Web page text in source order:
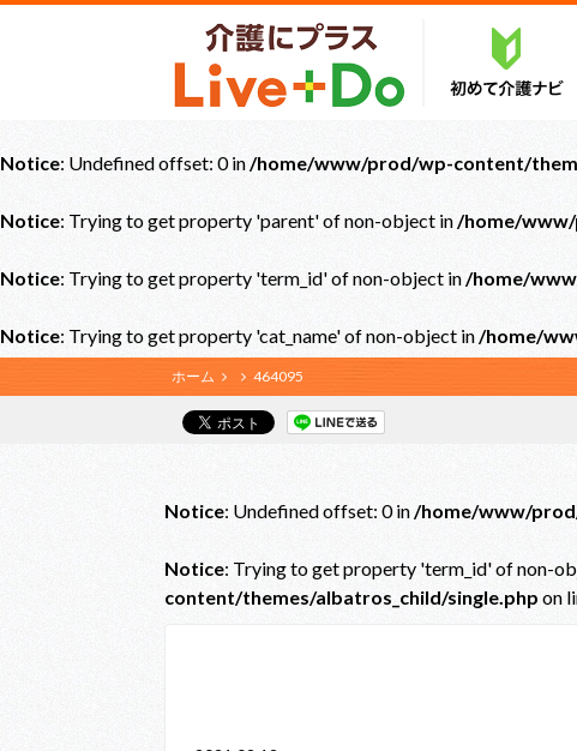
Notice: Undefined offset: 0 in/home/www/prod/wp-content/
Notice: Trying to get property 'parent' of non-object in/home/
Notice: Trying to get property 'term_id' of non-object in/home/
Notice: Trying to get property 'cat_name' of non-object in/home/
ホーム 464095
Notice: Undefined offset: 0 in/home/www/
Notice: Trying to get property 'term_id' of non-
content/themes/albatros_child/single.php on